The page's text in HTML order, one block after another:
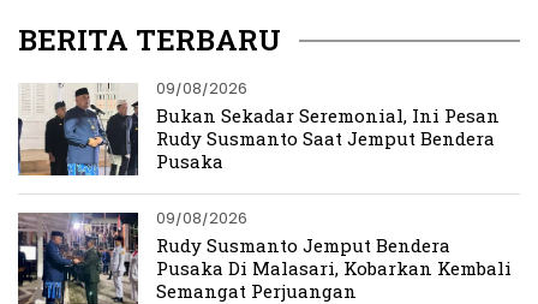
BERITA TERBARU
09/08/2026
Bukan Sekadar Seremonial, Ini Pesan
Rudy Susmanto Saat Jemput Bendera
Pusaka
09/08/2026
Rudy Susmanto Jemput Bendera
Pusaka Di Malasari, Kobarkan Kembali
Semangat Perjuangan